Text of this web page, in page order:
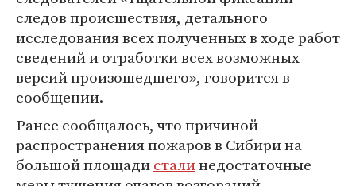
следов происшествия, детального
исследования всех полученных в ходе работ
сведений и отработки всех возможных
версий произошедшего», говорится в
сообщении.
Ранее сообщалось, что причиной
распространения пожаров в Сибири на
большой площадисталинедостаточные